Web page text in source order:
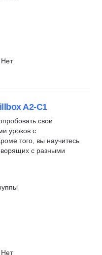
Нет
A2-C1
свои
уроков с
того, вы научитесь
с разными
Нет